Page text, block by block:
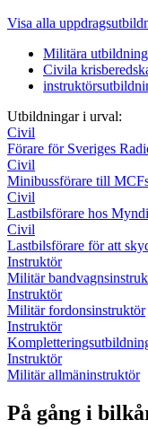
Visa alla
Militära
Civila
Utbildningar i urval:
Civil
Förare för Sveriges
Civil
Minibussförare till
Civil
Lastbilsförare hos
Civil
Lastbilsförare för att
Instruktör
Militär
Instruktör
Militär fordonsinstruktör
Instruktör
Instruktör
Militär allmäninstruktör
På gång i